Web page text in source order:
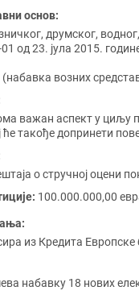
основ:
друмског,
од 23. јула 2015.
(набавка возних
важан аспект у
ће такође допринети
о стручној оцени
100.000.000,00
из Кредита Европске
набавку 18 нових